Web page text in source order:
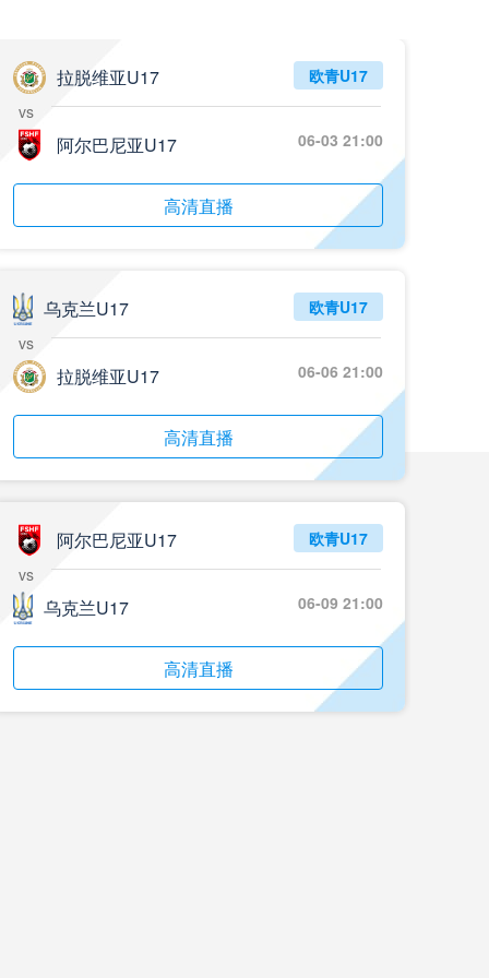
拉脱维亚U17
vs
阿尔巴尼亚U17
欧青U17
06-03 21:00
高清直播
乌克兰U17
vs
拉脱维亚U17
欧青U17
06-06 21:00
高清直播
阿尔巴尼亚U17
vs
乌克兰U17
欧青U17
06-09 21:00
高清直播